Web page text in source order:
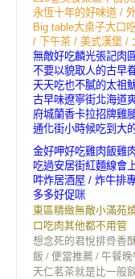
永恆十年的好味道 /
Big table大桌子大口
/ 下午茶 / 美式漢堡 /
無敵好吃麟光張記肉
不要以貌取人的古早
天天吃也不膩的太祖
古早味遼寧街北海道
府城蘭香卡拉招牌雞
通化街小時候吃到大
金好呷好吃雞肉飯雞
吃過安居街紅麵線會
吽炸居酒屋 / 炸牛排
多多好促咪
東區精緻無敵小滿苑
口吃肉其他都不用管
想念死的君悅排骨香
飯 / 便當推薦 / 午餐晚
天仁茗茶就是比一般